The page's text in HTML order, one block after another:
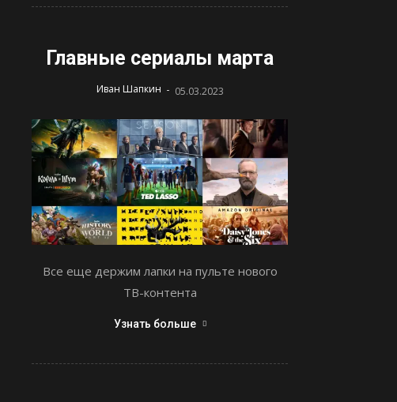
Главные сериалы марта
Иван Шапкин - 05.03.2023
Все еще держим лапки на пульте нового
ТВ-контента
Узнать больше